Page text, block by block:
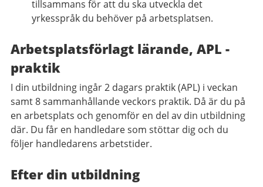
tillsammans för att du ska utveckla det
yrkesspråk du behöver på arbetsplatsen.
Arbetsplatsförlagt lärande, APL -
praktik
I din utbildning ingår 2 dagars praktik (APL) i veckan
samt 8 sammanhållande veckors praktik. Då är du på
en arbetsplats och genomför en del av din utbildning
där. Du får en handledare som stöttar dig och du
följer handledarens arbetstider.
Efter din utbildning